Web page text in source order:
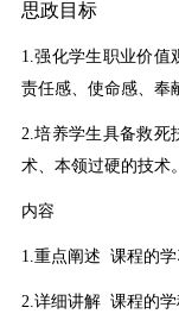
思政目标
1.强化学生职业价值
责任感、使命感、奉
2.培养学生具备救死
术、本领过硬的技术。
内容
1.重点阐述 课程的学
2.详细讲解 课程的学